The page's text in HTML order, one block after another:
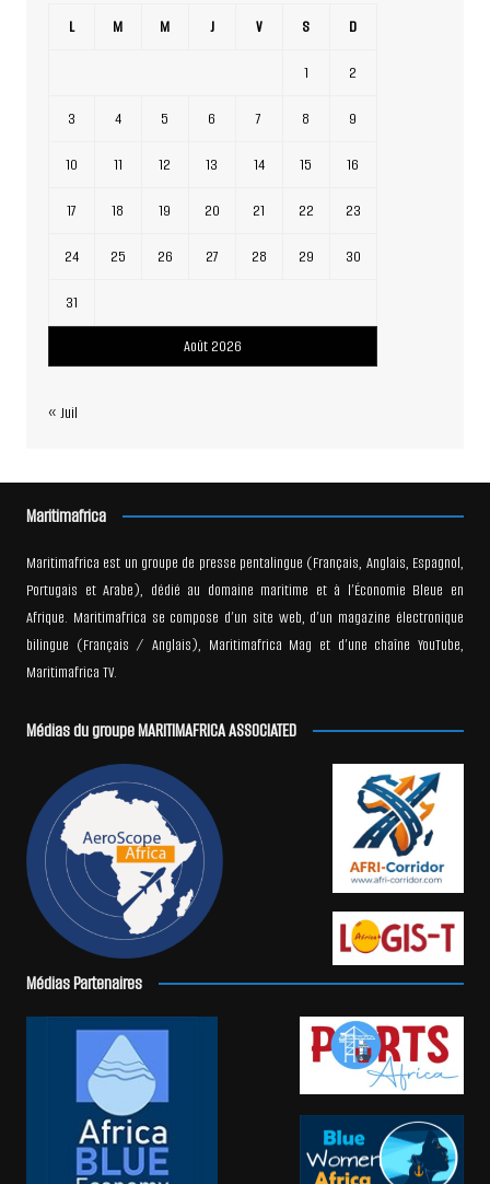
Août 2026
L M M J V S D
1 2
3 4 5 6 7 8 9
10 11 12 13 14 15 16
17 18 19 20 21 22 23
24 25 26 27 28 29 30
31
« Juil
Maritimafrica
Maritimafrica est un groupe de presse pentalingue (Français, Anglais, Espagnol,
Portugais et Arabe), dédié au domaine maritime et à l’Économie Bleue en
Afrique. Maritimafrica se compose d’un site web, d’un magazine électronique
bilingue (Français / Anglais), Maritimafrica Mag et d’une chaîne YouTube,
Maritimafrica TV.
Médias du groupe MARITIMAFRICA ASSOCIATED
Médias Partenaires